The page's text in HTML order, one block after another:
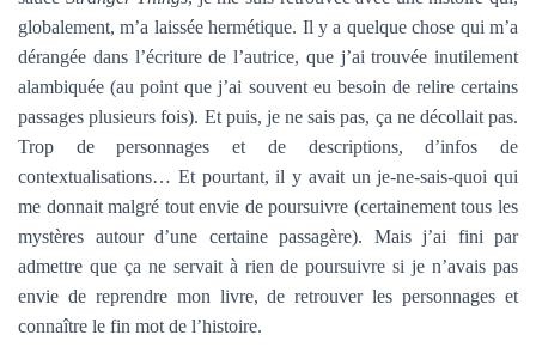
globalement, m’a laissée hermétique. Il y a quelque chose qui m’a
dérangée dans l’écriture de l’autrice, que j’ai trouvée inutilement
alambiquée (au point que j’ai souvent eu besoin de relire certains
passages plusieurs fois). Et puis, je ne sais pas, ça ne décollait pas.
Trop de personnages et de descriptions, d’infos de
contextualisations… Et pourtant, il y avait un je-ne-sais-quoi qui
me donnait malgré tout envie de poursuivre (certainement tous les
mystères autour d’une certaine passagère). Mais j’ai fini par
admettre que ça ne servait à rien de poursuivre si je n’avais pas
envie de reprendre mon livre, de retrouver les personnages et
connaître le fin mot de l’histoire.